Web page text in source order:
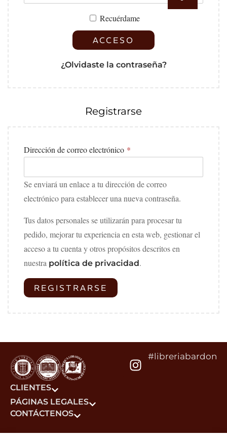
Recuérdame
ACCESO
¿Olvidaste la contraseña?
Registrarse
Dirección de correo electrónico *
Se enviará un enlace a tu dirección de correo
electrónico para establecer una nueva contraseña.
Tus datos personales se utilizarán para procesar tu
pedido, mejorar tu experiencia en esta web, gestionar el
acceso a tu cuenta y otros propósitos descritos en
nuestra política de privacidad.
REGISTRARSE
#libreriabardon
CLIENTES
PÁGINAS LEGALES
CONTÁCTENOS